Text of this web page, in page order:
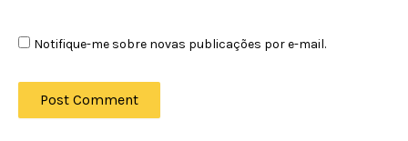
Notifique-me sobre novas publicações por e-mail.